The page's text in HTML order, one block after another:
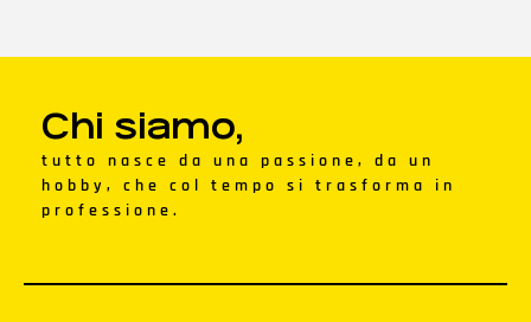
Chi siamo,
tutto nasce da una passione, da un
hobby, che col tempo si trasforma in
professione.